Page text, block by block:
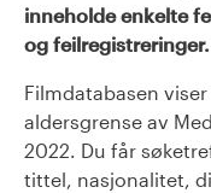
inneholde enkelte
og feilregistreringer.
Filmdatabasen
aldersgrense av
2022. Du får
tittel, nasjonalitet,